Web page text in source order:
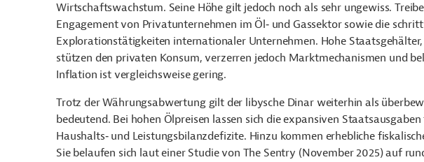
Wirtschaftswachstum. Seine Höhe gilt jedoch noch als sehr ungewiss.
Engagement von Privatunternehmen im Öl‑ und Gassektor sowie die
Explorationstätigkeiten internationaler Unternehmen. Hohe
stützen den privaten Konsum, verzerren jedoch Marktmechanismen und
Inflation ist vergleichsweise gering.
Trotz der Währungsabwertung gilt der libysche Dinar weiterhin als
bedeutend. Bei hohen Ölpreisen lassen sich die expansiven
Haushalts‑ und Leistungsbilanzdefizite. Hinzu kommen erhebliche
Sie belaufen sich laut einer Studie von The Sentry (November 2025) auf